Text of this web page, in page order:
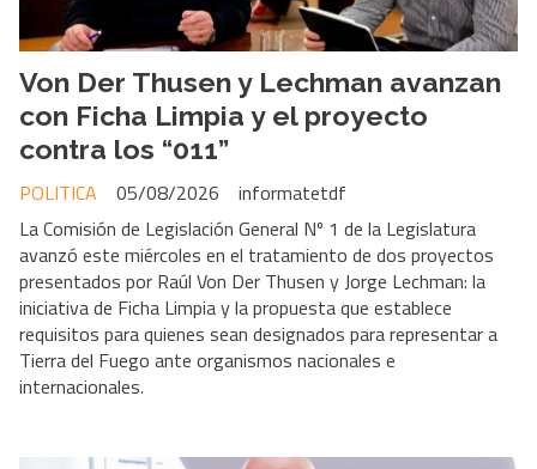
Von Der Thusen y Lechman avanzan
con Ficha Limpia y el proyecto
contra los “011”
informatetdf
POLITICA
05/08/2026
La Comisión de Legislación General Nº 1 de la Legislatura
avanzó este miércoles en el tratamiento de dos proyectos
presentados por Raúl Von Der Thusen y Jorge Lechman: la
iniciativa de Ficha Limpia y la propuesta que establece
requisitos para quienes sean designados para representar a
Tierra del Fuego ante organismos nacionales e
internacionales.